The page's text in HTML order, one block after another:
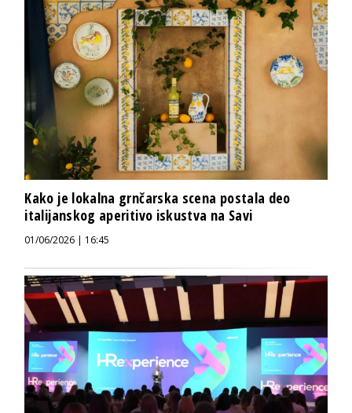
Kako je lokalna grnčarska scena postala deo
italijanskog aperitivo iskustva na Savi
01/06/2026 | 16:45